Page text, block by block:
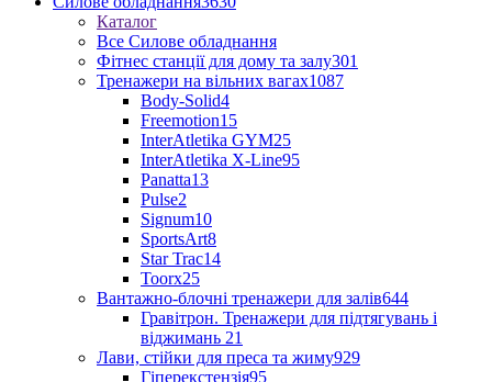
Каталог
Все Силове обладнання
Фітнес станції для дому та залу301
Тренажери на вільних вагах1087
Body-Solid4
Freemotion15
InterAtletika GYM25
InterAtletika X-Line95
Panatta13
Pulse2
Signum10
SportsArt8
Star Trac14
Toorx25
Вантажно-блочні тренажери для залів644
Гравітрон. Тренажери для підтягувань і
віджимань 21
Лави, стійки для преса та жиму929
Гіперекстензія95